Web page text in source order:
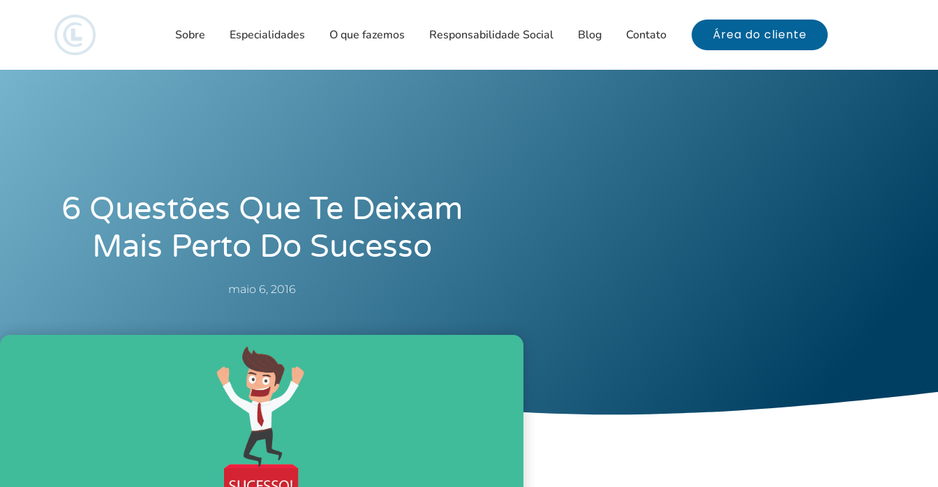
Sobre Especialidades O que fazemos Responsabilidade Social Blog Contato Área do cliente
6 Questões Que Te Deixam
Mais Perto Do Sucesso
maio 6, 2016